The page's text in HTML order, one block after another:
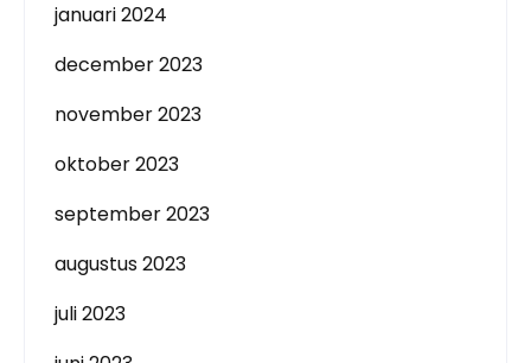
januari 2024
december 2023
november 2023
oktober 2023
september 2023
augustus 2023
juli 2023